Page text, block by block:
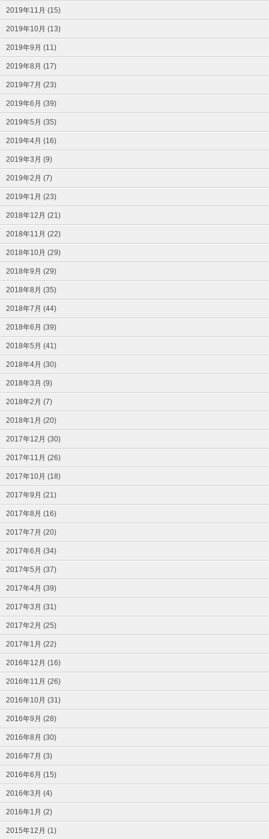
2019年11月 (15)
2019年10月 (13)
2019年9月 (11)
2019年8月 (17)
2019年7月 (23)
2019年6月 (39)
2019年5月 (35)
2019年4月 (16)
2019年3月 (9)
2019年2月 (7)
2019年1月 (23)
2018年12月 (21)
2018年11月 (22)
2018年10月 (29)
2018年9月 (29)
2018年8月 (35)
2018年7月 (44)
2018年6月 (39)
2018年5月 (41)
2018年4月 (30)
2018年3月 (9)
2018年2月 (7)
2018年1月 (20)
2017年12月 (30)
2017年11月 (26)
2017年10月 (18)
2017年9月 (21)
2017年8月 (16)
2017年7月 (20)
2017年6月 (34)
2017年5月 (37)
2017年4月 (39)
2017年3月 (31)
2017年2月 (25)
2017年1月 (22)
2016年12月 (16)
2016年11月 (26)
2016年10月 (31)
2016年9月 (28)
2016年8月 (30)
2016年7月 (3)
2016年6月 (15)
2016年3月 (4)
2016年1月 (2)
2015年12月 (1)